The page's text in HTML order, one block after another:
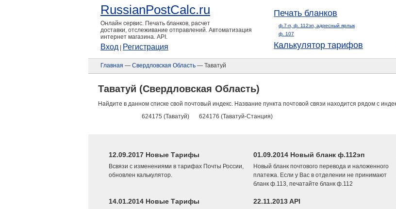
RussianPostCalc.ru
Онлайн сервис. Печать бланков, расчет
доставки, отслеживание отправлений. Автоматизация
интернет магазина. API.
Вход Регистрация
Печать бланков
ф.7-п, ф. 112эп, адресный ярлык
ф. 107
Калькулятор тарифов
Главная — Свердловская Область — Таватуй
Таватуй (Свердловская Область)
Найдите в данном списке свой почтовый индекс. Название пункта почтовой связи находится рядом с
624175 (Таватуй)
624176 (Таватуй-Станция)
12.09.2017 Новые Тарифы
Всвязи с изменениями в тарифах Почты России,
обновлен калькулятор.
01.09.2014 Новый бланк ф.112эп
Новый бланк почтового перевода и наложенного
платежа. Если у Вас в отделении не принимают
бланк ф.113, печатайте бланк ф.112
14.01.2014 Новые Тарифы 22.11.2013 API